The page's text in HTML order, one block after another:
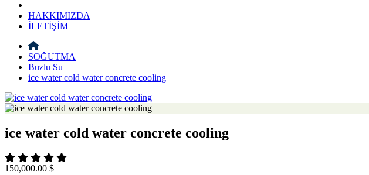
HAKKIMIZDA
İLETİŞİM
SOĞUTMA
Buzlu Su
ice water cold water concrete cooling
ice water cold water concrete cooling
150,000.00 $